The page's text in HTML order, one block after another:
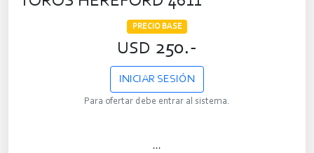
PRECIO BASE
USD 250.-
INICIAR SESIÓN
Para ofertar debe entrar al sistema.
...